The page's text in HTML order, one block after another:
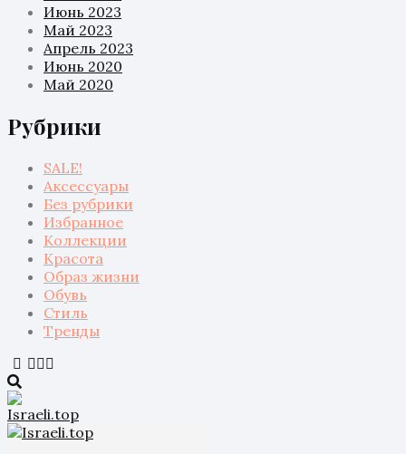
Июнь 2023
Май 2023
Апрель 2023
Июнь 2020
Май 2020
Рубрики
SALE!
Аксессуары
Без рубрики
Избранное
Коллекции
Красота
Образ жизни
Обувь
Стиль
Тренды